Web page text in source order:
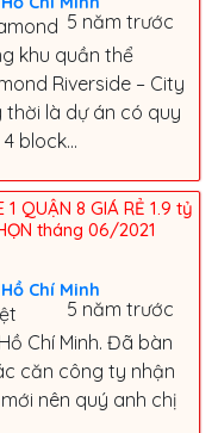
5 năm trước
khu quần thể
Riverside – City
thời là dự án có quy
block...
1 QUẬN 8 GIÁ RẺ 1.9 tỷ
tháng 06/2021
Hồ Chí Minh
5 năm trước
Chí Minh. Đã bàn
căn công ty nhận
nên quý anh chị